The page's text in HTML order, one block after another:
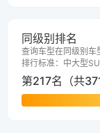
同级别排名
查询车型在同级别车
排行标准：中大型
第217名（共